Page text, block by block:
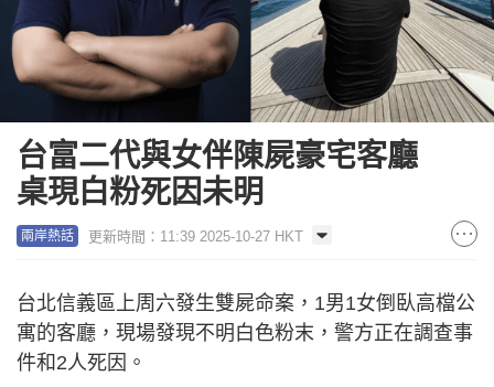
台富二代與女伴陳屍豪宅客廳
桌現白粉死因未明
兩岸熱話 更新時間：11:39 2025-10-27 HKT
台北信義區上周六發生雙屍命案，1男1女倒臥高檔公
寓的客廳，現場發現不明白色粉末，警方正在調查事
件和2人死因。